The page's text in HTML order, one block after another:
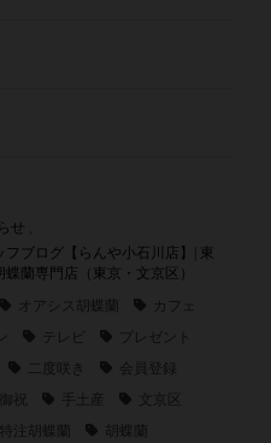
せ
ブログ【らんや小石川店】| 東
蘭専門店（東京・文京区）
オアシス胡蝶蘭
カフェ
テレビ
プレゼント
二度咲き
会員登録
手土産
文京区
特注胡蝶蘭
胡蝶蘭